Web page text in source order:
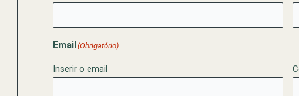
Email(Obrigatório)
Inserir o email